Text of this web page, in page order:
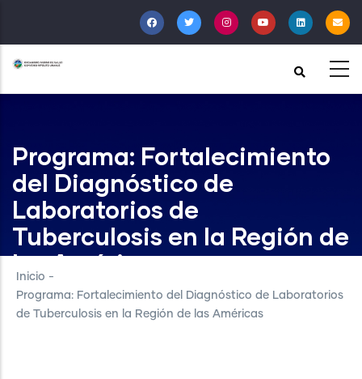
al
contenido
principal
Programa: Fortalecimiento
del Diagnóstico de
Laboratorios de
Tuberculosis en la Región de
las Américas
Inicio -
Programa: Fortalecimiento del Diagnóstico de Laboratorios
de Tuberculosis en la Región de las Américas